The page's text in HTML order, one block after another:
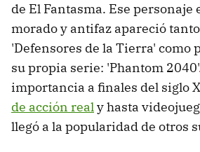
de El Fantasma. Ese personaje
morado y antifaz apareció
'Defensores de la Tierra' como
su propia serie: 'Phantom
importancia a finales del siglo
de acción realy hasta
llegó a la popularidad de otros